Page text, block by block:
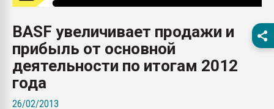
первый план в
28.07.2026
ситуацией на
Всё, что касается
BASF увеличивает продажи и
прибыль от основной
деятельности по итогам 2012
года
26/02/2013